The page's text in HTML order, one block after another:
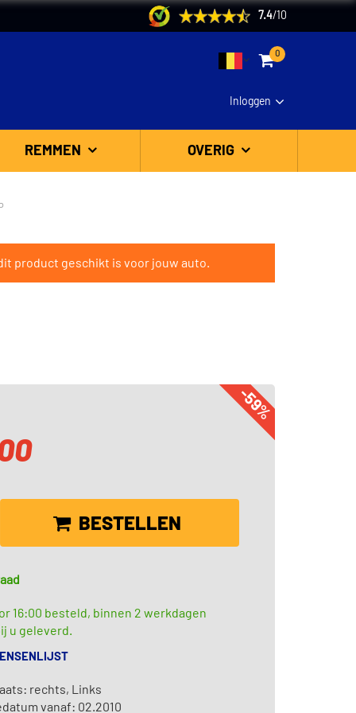
7.4/ 10
0
Inloggen
REMMEN OVERIG
product geschikt is voor jouw auto.
-59%
BESTELLEN
16:00 besteld, binnen 2 werkdagen
u geleverd.
rechts, Links
vanaf: 02.2010